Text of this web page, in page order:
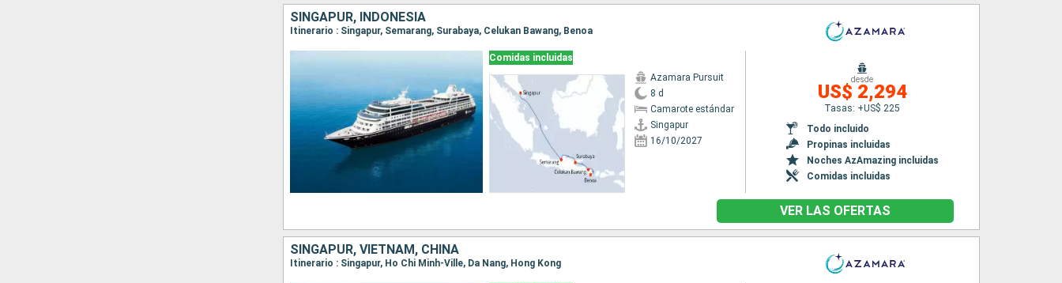
SINGAPUR, INDONESIA
Itinerario : Singapur, Semarang, Surabaya, Celukan Bawang, Benoa
Comidas incluidas
Azamara Pursuit
8 d
Camarote estándar
Singapur
16/10/2027
desde
US$ 2,294
Tasas: +US$ 225
Todo incluido
Propinas incluidas
Noches AzAmazing incluidas
Comidas incluidas
VER LAS OFERTAS
SINGAPUR, VIETNAM, CHINA
Itinerario : Singapur, Ho Chi Minh-Ville, Da Nang, Hong Kong